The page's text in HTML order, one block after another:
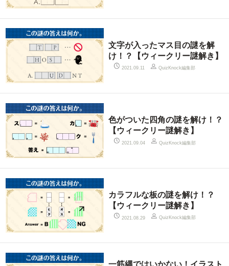
文字が入ったマス目の謎を解
け！？【ウィークリー謎解き】
2021.09.11 QuizKnock編集部
色がついた四角の謎を解け！？
【ウィークリー謎解き】
2021.09.04 QuizKnock編集部
カラフルな板の謎を解け！？
【ウィークリー謎解き】
2021.08.29 QuizKnock編集部
一筋縄ではいかない！イラスト